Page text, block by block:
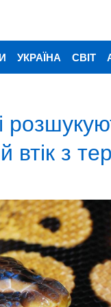
УКРАЇНА СВІТ
втік з